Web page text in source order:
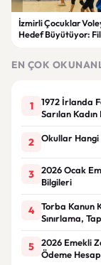
İzmirli Çocuklar
Hedef Büyütüyor:
EN ÇOK
1
1972 İrlanda
Sarılan
2 Okullar Hangi
3
2026 Ocak
Bilgileri
4
Torba Kanun
Sınırlama,
5
2026 Emekli
Ödeme